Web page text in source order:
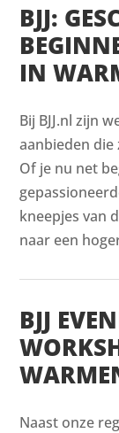
BJJ:
IN
Bij BJJ.nl zijn
aanbieden
Of je nu net
kneepjes van
naar een
BJJ
Naast onze